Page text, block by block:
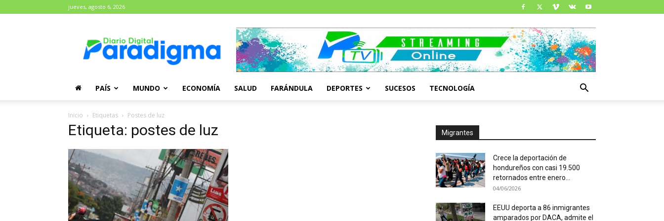
jueves, agosto 6, 2026
Paradigma
PAÍS MUNDO ECONOMÍA SALUD FARÁNDULA DEPORTES SUCESOS TECNOLOGÍA
Inicio Etiquetas Postes de luz
Etiqueta: postes de luz Migrantes
Crece la deportación de
hondureños con casi 19.500
retornados entre enero...
04/06/2026
EEUU deporta a 86 inmigrantes
amparados por DACA, admite el